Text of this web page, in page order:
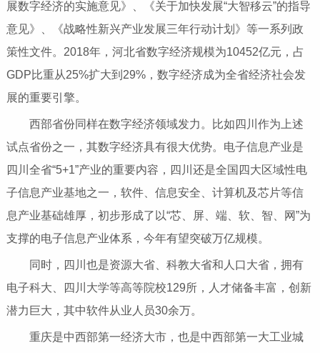
展数字经济的实施意见》、《关于加快发展“大智移云”的指导
意见》、《战略性新兴产业发展三年行动计划》等一系列政
策性文件。2018年，河北省数字经济规模为10452亿元，占
GDP比重从25%扩大到29%，数字经济成为全省经济社会发
展的重要引擎。
西部省份同样在数字经济领域发力。比如四川作为上述
试点省份之一，其数字经济具有很大优势。电子信息产业是
四川全省“5+1”产业的重要内容，四川还是全国四大区域性电
子信息产业基地之一，软件、信息安全、计算机及芯片等信
息产业基础雄厚，初步形成了以“芯、屏、端、软、智、网”为
支撑的电子信息产业体系，今年有望突破万亿规模。
同时，四川也是资源大省、科教大省和人口大省，拥有
电子科大、四川大学等高等院校129所，人才储备丰富，创新
潜力巨大，其中软件从业人员30余万。
重庆是中西部第一经济大市，也是中西部第一大工业城